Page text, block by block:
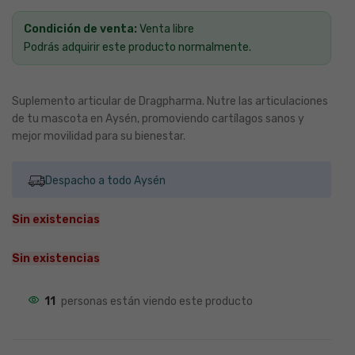
Condición de venta: Venta libre
Podrás adquirir este producto normalmente.
Suplemento articular de Dragpharma. Nutre las articulaciones
de tu mascota en Aysén, promoviendo cartílagos sanos y
mejor movilidad para su bienestar.
Despacho a todo Aysén
Sin existencias
Sin existencias
11 personas están viendo este producto